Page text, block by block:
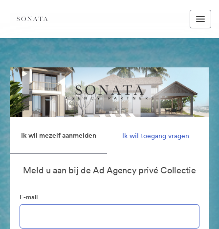
Ik wil mezelf aanmelden Ik wil toegang vragen
Meld u aan bij de Ad Agency privé Collectie
E-mail